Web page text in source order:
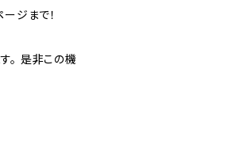
ジまで！
。 是非この機